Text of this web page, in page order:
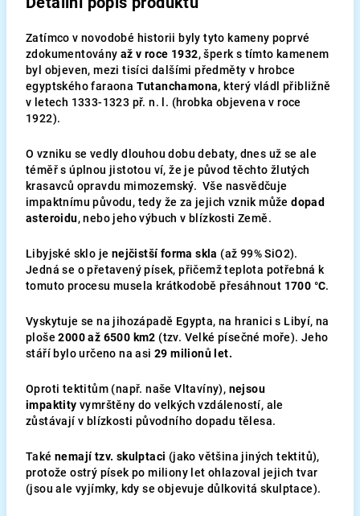
Zatímco v novodobé historii byly tyto kameny poprvé
zdokumentovány až v roce 1932, šperk s tímto kamenem
byl objeven, mezi tisíci dalšími předměty v hrobce
egyptského faraona Tutanchamona, který vládl přibližně
v letech 1333-1323 př. n. l. (hrobka objevena v roce
1922).
O vzniku se vedly dlouhou dobu debaty, dnes už se ale
téměř s úplnou jistotou ví, že je původ těchto žlutých
krasavců opravdu mimozemský. Vše nasvědčuje
impaktnímu původu, tedy že za jejich vznik může dopad
asteroidu, nebo jeho výbuch v blízkosti Země.
Libyjské sklo je nejčistší forma skla (až 99% SiO2).
Jedná se o přetavený písek, přičemž teplota potřebná k
tomuto procesu musela krátkodobě přesáhnout 1700 °C.
Vyskytuje se na jihozápadě Egypta, na hranici s Libyí, na
ploše 2000 až 6500 km2 (tzv. Velké písečné moře). Jeho
stáří bylo určeno na asi 29 milionů let.
Oproti tektitům (např. naše Vltavíny), nejsou
impaktity vymrštěny do velkých vzdáleností, ale
zůstávají v blízkosti původního dopadu tělesa.
Také nemají tzv. skulptaci (jako většina jiných tektitů),
protože ostrý písek po miliony let ohlazoval jejich tvar
(jsou ale vyjímky, kdy se objevuje důlkovitá skulptace).